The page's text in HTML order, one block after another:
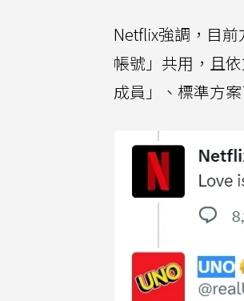
Netflix強調，目
帳號」共用，且
成員」、標準方